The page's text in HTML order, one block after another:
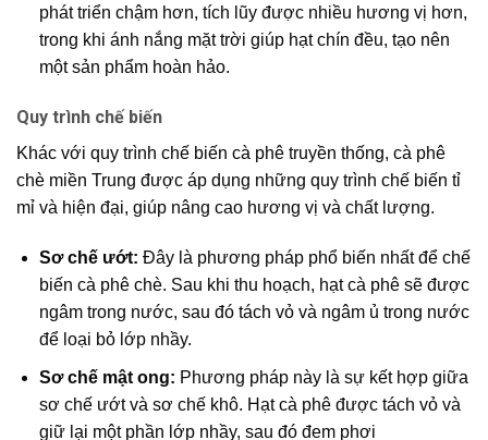
phát triển chậm hơn, tích lũy được nhiều hương vị hơn,
trong khi ánh nắng mặt trời giúp hạt chín đều, tạo nên
một sản phẩm hoàn hảo.
Quy trình chế biến
Khác với quy trình chế biến cà phê truyền thống, cà phê
chè miền Trung được áp dụng những quy trình chế biến tỉ
mỉ và hiện đại, giúp nâng cao hương vị và chất lượng.
Sơ chế ướt: Đây là phương pháp phổ biến nhất để chế
biến cà phê chè. Sau khi thu hoạch, hạt cà phê sẽ được
ngâm trong nước, sau đó tách vỏ và ngâm ủ trong nước
để loại bỏ lớp nhầy.
Sơ chế mật ong: Phương pháp này là sự kết hợp giữa
sơ chế ướt và sơ chế khô. Hạt cà phê được tách vỏ và
giữ lại một phần lớp nhầy, sau đó đem phơi